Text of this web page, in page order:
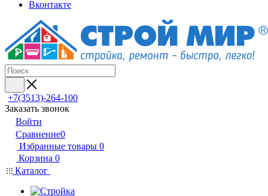
Вконтакте
+7(3513)-264-100
Заказать звонок
Войти
Сравнение0
Избранные товары 0
Корзина 0
Каталог